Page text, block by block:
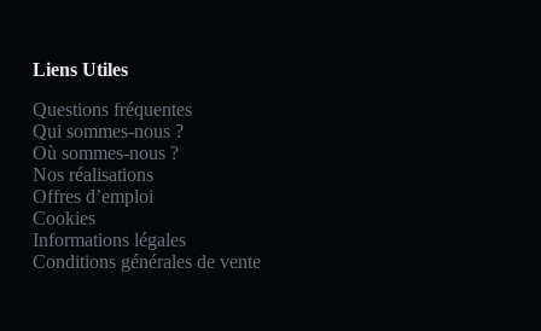
Liens Utiles
Questions fréquentes
Qui sommes-nous ?
Où sommes-nous ?
Nos réalisations
Offres d’emploi
Cookies
Informations légales
Conditions générales de vente